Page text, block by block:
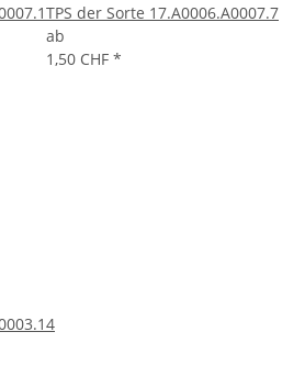
TPS der Sorte 17.A0006.A0007.7
ab
1,50 CHF *